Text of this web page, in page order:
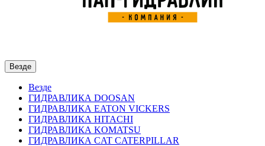
Везде
Везде
ГИДРАВЛИКА DOOSAN
ГИДРАВЛИКА EATON VICKERS
ГИДРАВЛИКА HITACHI
ГИДРАВЛИКА KOMATSU
ГИДРАВЛИКА CAT CATERPILLAR